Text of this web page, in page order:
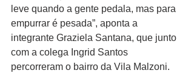
leve quando a gente pedala, mas para
empurrar é pesada”, aponta a
integrante Graziela Santana, que junto
com a colega Ingrid Santos
percorreram o bairro da Vila Malzoni.